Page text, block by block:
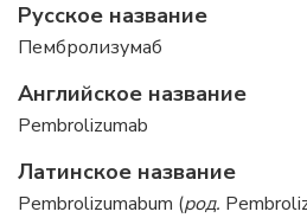
Русское название
Пембролизумаб
Английское название
Pembrolizumab
Латинское название
Pembrolizumabum (род.